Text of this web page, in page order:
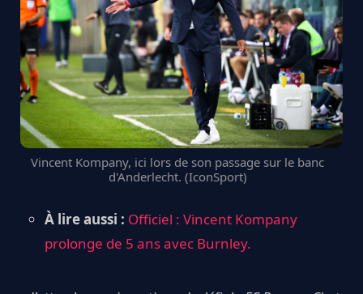
Vincent Kompany, ici lors de son passage sur le banc
d'Anderlecht. (IconSport)
À lire aussi : Officiel : Vincent Kompany
prolonge de 5 ans avec Burnley.